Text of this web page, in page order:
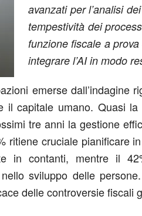
avanzati per l’analisi
tempestività dei
funzione fiscale a
integrare l’AI in modo
emerse dall’indagine
il capitale umano. Quasi
tre anni la gestione
ritiene cruciale pianificare
in contanti, mentre il
nello sviluppo delle
delle controversie fiscali